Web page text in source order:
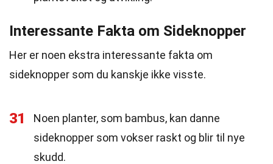
Interessante Fakta om Sideknopper
Her er noen ekstra interessante fakta om
sideknopper som du kanskje ikke visste.
31
Noen planter, som bambus, kan danne
sideknopper som vokser raskt og blir til nye
skudd.